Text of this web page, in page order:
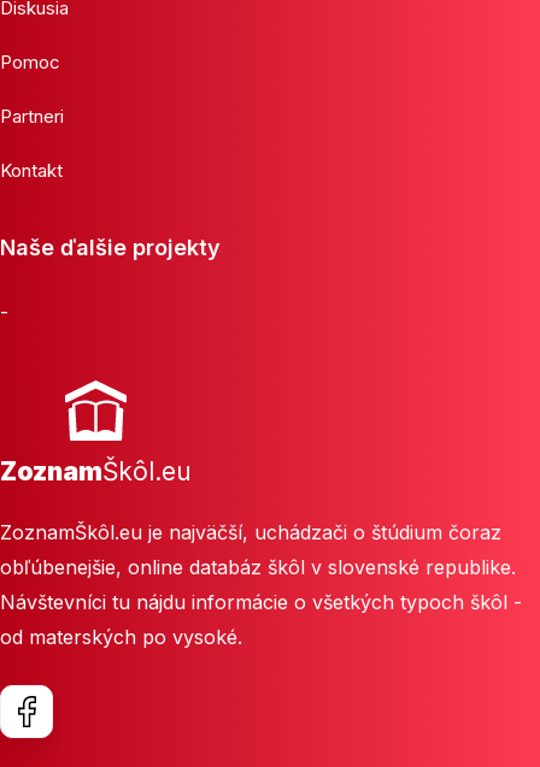
Diskusia
Pomoc
Partneri
Kontakt
Naše ďalšie projekty
-
ZoznamŠkôl.eu
ZoznamŠkôl.eu je najväčší, uchádzači o štúdium čoraz
obľúbenejšie, online databáz škôl v slovenské republike.
Návštevníci tu nájdu informácie o všetkých typoch škôl -
od materských po vysoké.